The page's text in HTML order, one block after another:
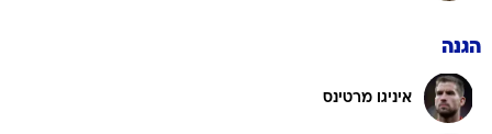
הגנה
איניגו מרטינס